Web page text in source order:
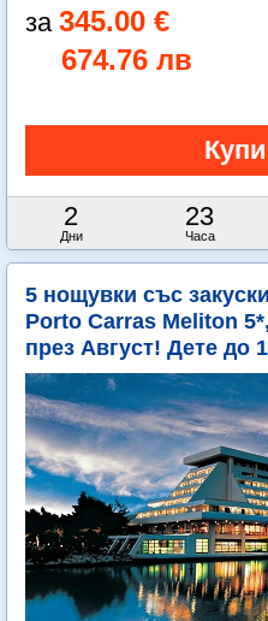
345.00 €
674.76 лв
2
Дни
23
Часа
5 нощувки със
Porto Carras Meliton
през Август! Дете до